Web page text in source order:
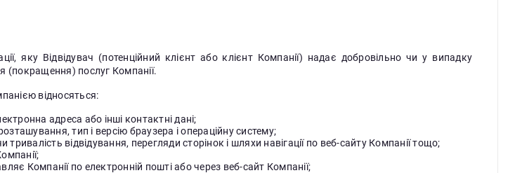
яку Відвідувач (потенційний клієнт або клієнт Компанії) надає добровільно чи у випадку
(покращення) послуг Компанії.
відносяться:
адреса або інші контактні дані;
тип і версію браузера і операційну систему;
відвідування, перегляди сторінок і шляхи навігації по веб-сайту Компанії тощо;
Компанії по електронній пошті або через веб-сайт Компанії;